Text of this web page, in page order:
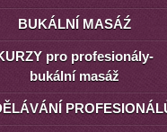
BUKÁLNÍ MASÁŹ
pro profesionály-
bukální masáž